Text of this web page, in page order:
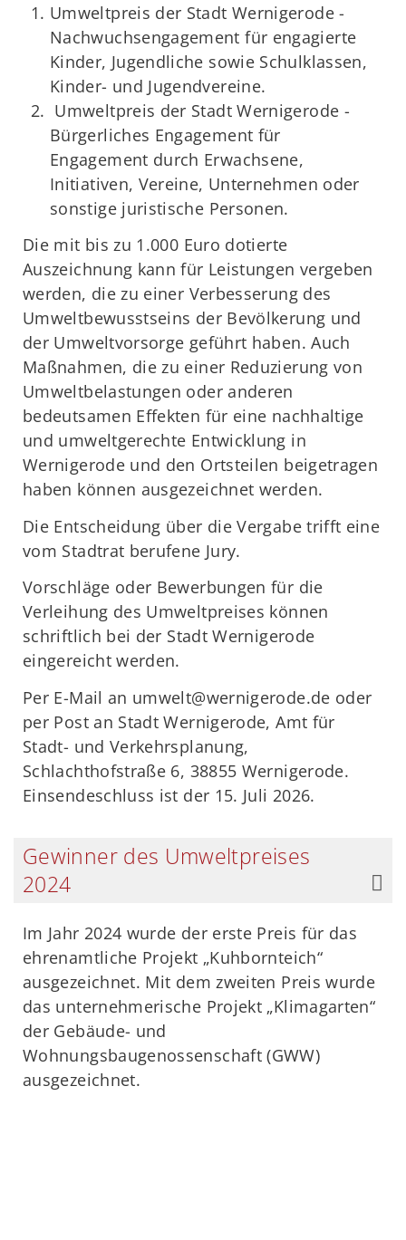
Umweltpreis der Stadt Wernigerode -
Nachwuchsengagement für engagierte
Kinder, Jugendliche sowie Schulklassen,
Kinder- und Jugendvereine.
Umweltpreis der Stadt Wernigerode -
Bürgerliches Engagement für
Engagement durch Erwachsene,
Initiativen, Vereine, Unternehmen oder
sonstige juristische Personen.
Die mit bis zu 1.000 Euro dotierte
Auszeichnung kann für Leistungen vergeben
werden, die zu einer Verbesserung des
Umweltbewusstseins der Bevölkerung und
der Umweltvorsorge geführt haben. Auch
Maßnahmen, die zu einer Reduzierung von
Umweltbelastungen oder anderen
bedeutsamen Effekten für eine nachhaltige
und umweltgerechte Entwicklung in
Wernigerode und den Ortsteilen beigetragen
haben können ausgezeichnet werden.
Die Entscheidung über die Vergabe trifft eine
vom Stadtrat berufene Jury.
Vorschläge oder Bewerbungen für die
Verleihung des Umweltpreises können
schriftlich bei der Stadt Wernigerode
eingereicht werden.
Per E-Mail an umwelt@wernigerode.de oder
per Post an Stadt Wernigerode, Amt für
Stadt- und Verkehrsplanung,
Schlachthofstraße 6, 38855 Wernigerode.
Einsendeschluss ist der 15. Juli 2026.
Gewinner des Umweltpreises
2024
Im Jahr 2024 wurde der erste Preis für das
ehrenamtliche Projekt „Kuhbornteich“
ausgezeichnet. Mit dem zweiten Preis wurde
das unternehmerische Projekt „Klimagarten“
der Gebäude- und
Wohnungsbaugenossenschaft (GWW)
ausgezeichnet.